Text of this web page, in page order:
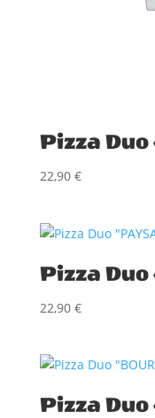
Pizza Duo
22,90 €
Pizza Duo
22,90 €
Pizza Duo